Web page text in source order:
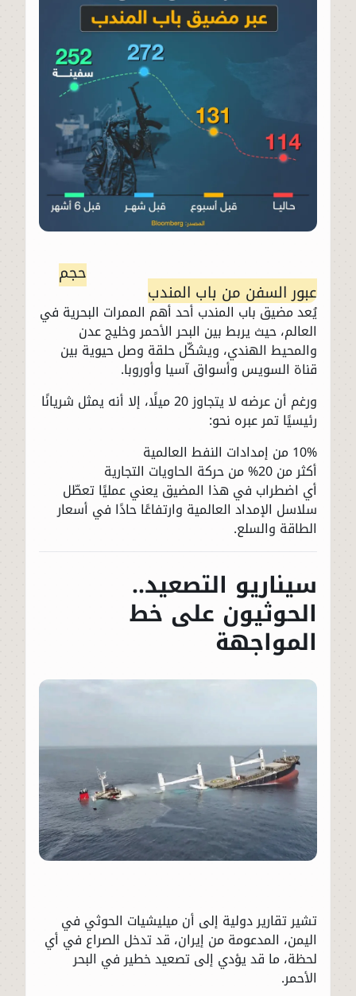
حجم
عبور السفن من باب المندب
يُعد مضيق باب المندب أحد أهم الممرات البحرية في
العالم، حيث يربط بين البحر الأحمر وخليج عدن
والمحيط الهندي، ويشكّل حلقة وصل حيوية بين
قناة السويس وأسواق آسيا وأوروبا.
ورغم أن عرضه لا يتجاوز 20 ميلًا، إلا أنه يمثل شريانًا
رئيسيًا تمر عبره نحو:
10% من إمدادات النفط العالمية
أكثر من 20% من حركة الحاويات التجارية
أي اضطراب في هذا المضيق يعني عمليًا تعطّل
سلاسل الإمداد العالمية وارتفاعًا حادًا في أسعار
الطاقة والسلع.
سيناريو التصعيد..
الحوثيون على خط
المواجهة
تشير تقارير دولية إلى أن ميليشيات الحوثي في
اليمن، المدعومة من إيران، قد تدخل الصراع في أي
لحظة، ما قد يؤدي إلى تصعيد خطير في البحر
الأحمر.